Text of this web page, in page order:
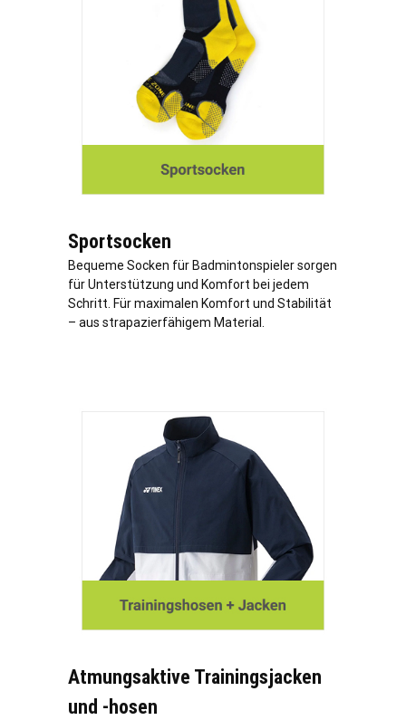
Sportsocken
Bequeme Socken für Badmintonspieler sorgen
für Unterstützung und Komfort bei jedem
Schritt. Für maximalen Komfort und Stabilität
– aus strapazierfähigem Material.
Atmungsaktive Trainingsjacken
und -hosen